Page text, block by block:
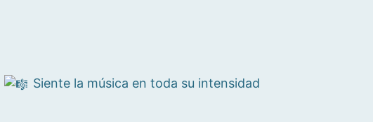
Siente la música en toda su intensidad